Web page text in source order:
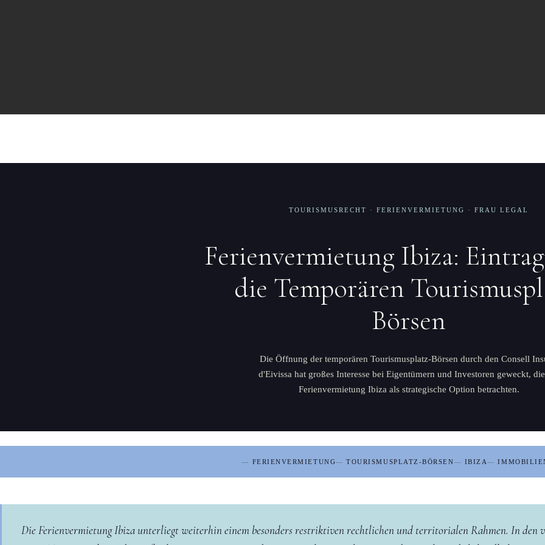
TOURISMUSRECHT · FERIENVERMIETUNG · FRAU LEGAL
Ferienvermietung Ibiza:
die Temporären
Börsen
Die Öffnung der temporären Tourismusplatz-Börsen durch den Consell
d'Eivissa hat großes Interesse bei Eigentümern und Investoren geweckt,
Ferienvermietung Ibiza als strategische Option betrachten.
FERIENVERMIETUNG TOURISMUSPLATZ-BÖRSEN IBIZA
Die Ferienvermietung Ibiza unterliegt weiterhin einem besonders restriktiven rechtlichen und territorialen Rahmen. In den